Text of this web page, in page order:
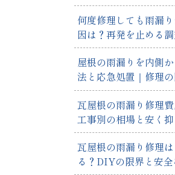
何度修理しても雨漏
因は？再発を止める
屋根の雨漏りを内側
法と応急処置｜修理
瓦屋根の雨漏り修理
工事別の相場と安く
瓦屋根の雨漏り修理
る？DIYの限界と安